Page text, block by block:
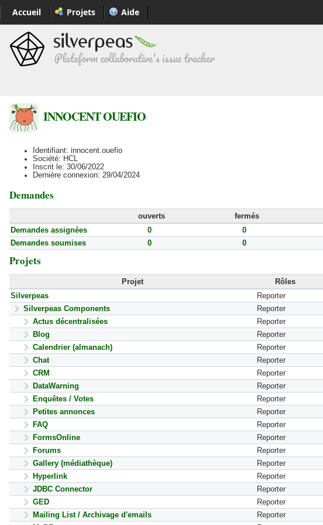
Accueil Projets Aide
INNOCENT OUEFIO
Identifiant: innocent.ouefio
Société: HCL
Inscrit le: 30/06/2022
Dernière connexion: 29/04/2024
Demandes
ouverts fermés
Demandes assignées
0 0
Demandes soumises
0 0
Projets
Projet Rôles
Silverpeas
Reporter
Silverpeas Components
Reporter
Actus décentralisées
Reporter
Blog
Reporter
Calendrier (almanach)
Reporter
Chat
Reporter
CRM
Reporter
DataWarning
Reporter
Enquêtes / Votes
Reporter
Petites annonces
Reporter
FAQ
Reporter
FormsOnline
Reporter
Forums
Reporter
Gallery (médiathèque)
Reporter
Hyperlink
Reporter
JDBC Connector
Reporter
GED
Reporter
Mailing List / Archivage d'emails
Reporter